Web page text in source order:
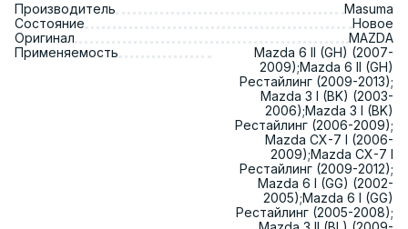
Производитель
Masuma
Состояние
Новое
Оригинал
MAZDA
Применяемость
Mazda 6 II (GH) (2007-
2009);Mazda 6 II (GH)
Рестайлинг (2009-2013);
Mazda 3 I (BK) (2003-
2006);Mazda 3 I (BK)
Рестайлинг (2006-2009);
Mazda CX-7 I (2006-
2009);Mazda CX-7 I
Рестайлинг (2009-2012);
Mazda 6 I (GG) (2002-
2005);Mazda 6 I (GG)
Рестайлинг (2005-2008);